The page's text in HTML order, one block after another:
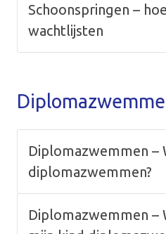
Schoonspringen –
wachtlijsten
Diplomazwemmen –
diplomazwemmen?
Diplomazwemmen –